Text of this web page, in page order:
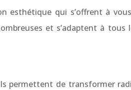
esthétique qui s’offrent à
et s’adaptent à
de transformer